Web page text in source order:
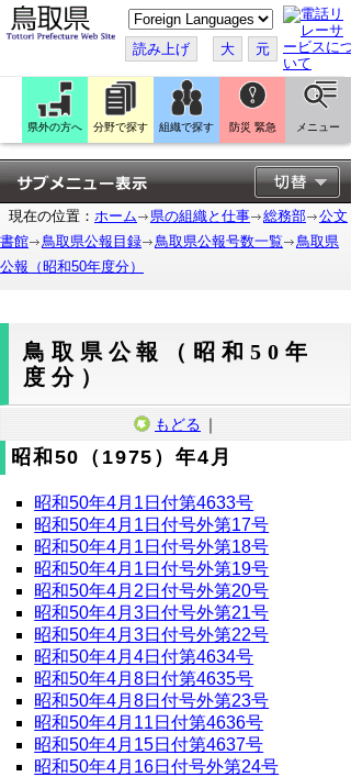
こ
の
ペ
ー
ジ
翻
訳
す
る
読み上げ 大 元
県外の方へ 分野で探す 組織で探す 防災 緊急 メニュー
現在の位置： ホーム 県の組織と仕事 総務部
公文
書館
鳥取県公報目録 鳥取県公報号数一覧
鳥取県
公報（昭和50年度分）
鳥取県公報（昭和50年
度分）
もどる ｜
昭和50（1975）年4月
昭和50年4月1日付第4633号
昭和50年4月1日付号外第17号
昭和50年4月1日付号外第18号
昭和50年4月1日付号外第19号
昭和50年4月2日付号外第20号
昭和50年4月3日付号外第21号
昭和50年4月3日付号外第22号
昭和50年4月4日付第4634号
昭和50年4月8日付第4635号
昭和50年4月8日付号外第23号
昭和50年4月11日付第4636号
昭和50年4月15日付第4637号
昭和50年4月16日付号外第24号